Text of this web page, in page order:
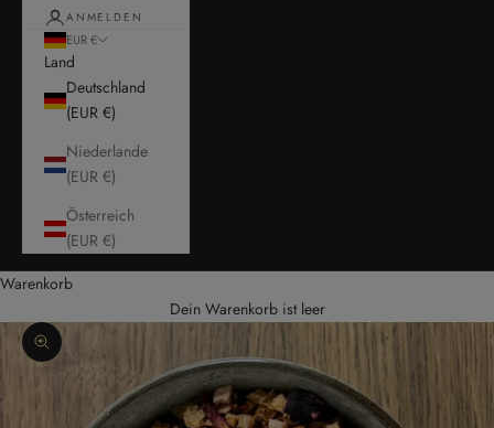
ANMELDEN
EUR €
Land
Deutschland
(EUR €)
Niederlande
(EUR €)
Österreich
(EUR €)
Warenkorb
Dein Warenkorb ist leer
Bild vergrößern